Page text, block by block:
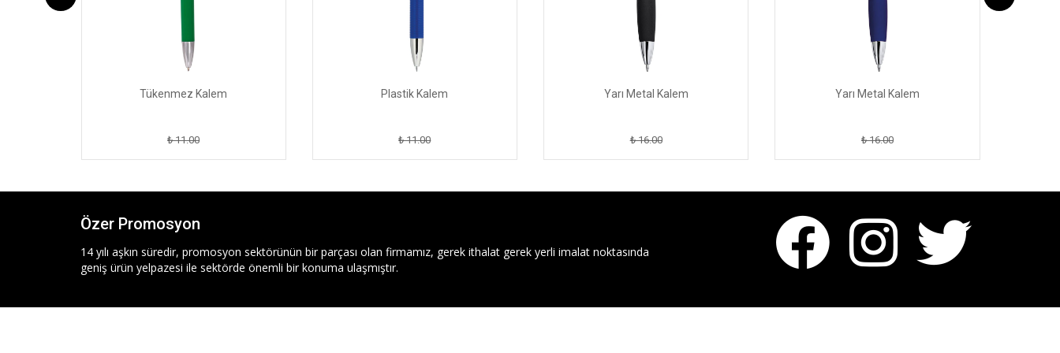
Tükenmez Kalem
₺ 11.00
Plastik Kalem
₺ 11.00
Yarı Metal Kalem
₺ 16.00
Yarı Metal Kalem
₺ 16.00
Özer Promosyon
14 yılı aşkın süredir, promosyon sektörünün bir parçası olan firmamız, gerek ithalat gerek yerli imalat noktasında
geniş ürün yelpazesi ile sektörde önemli bir konuma ulaşmıştır.